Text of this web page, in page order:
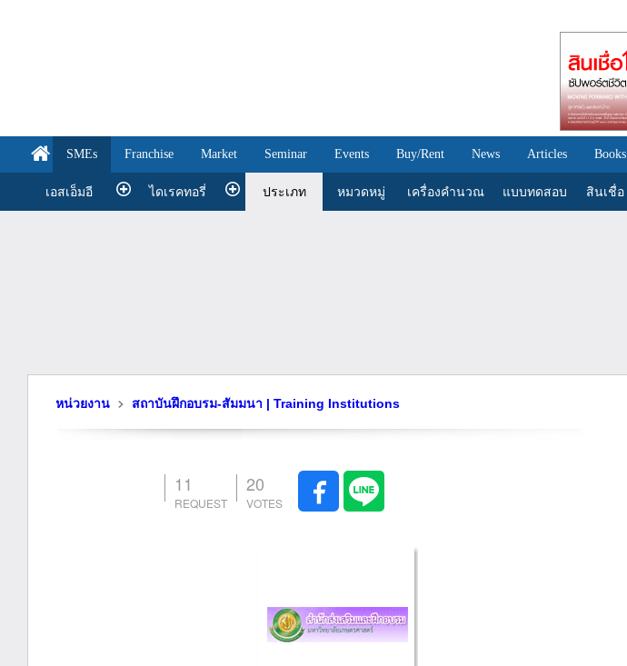
SMEs Franchise Market Seminar Events Buy/Rent News Articles Books
เอสเอ็มอี ไดเรคทอรี่ ประเภท หมวดหมู่ เครื่องคำนวณ แบบทดสอบ สินเชื่อ
หน่วยงาน สถาบันฝึกอบรม-สัมมนา | Training Institutions
11 20